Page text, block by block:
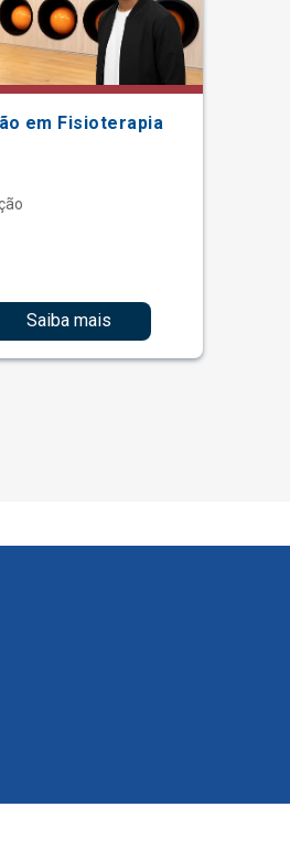
em Fisioterapia
Saiba mais